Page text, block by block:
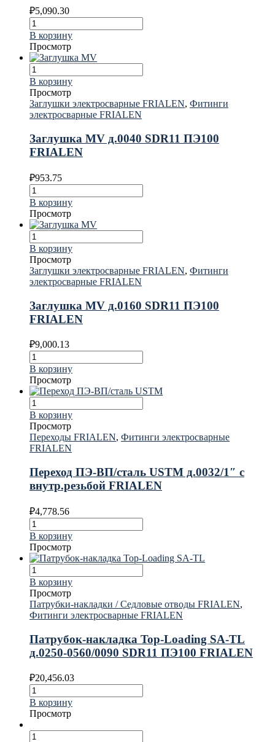
₽5,090.30
В корзину
Просмотр
В корзину
Просмотр
Заглушки электросварные FRIALEN, Фитинги
электросварные FRIALEN
Заглушка MV д.0040 SDR11 ПЭ100
FRIALEN
₽953.75
В корзину
Просмотр
В корзину
Просмотр
Заглушки электросварные FRIALEN, Фитинги
электросварные FRIALEN
Заглушка MV д.0160 SDR11 ПЭ100
FRIALEN
₽9,000.13
В корзину
Просмотр
В корзину
Просмотр
Переходы FRIALEN, Фитинги электросварные
FRIALEN
Переход ПЭ-ВП/сталь USTM д.0032/1″ с
внутр.резьбой FRIALEN
₽4,778.56
В корзину
Просмотр
В корзину
Просмотр
Патрубки-накладки / Седловые отводы FRIALEN,
Фитинги электросварные FRIALEN
Патрубок-накладка Top-Loading SA-TL
д.0250-0560/0090 SDR11 ПЭ100 FRIALEN
₽20,456.03
В корзину
Просмотр